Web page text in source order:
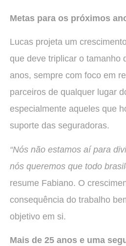
Metas para os próximos
Lucas projeta um
que deve triplicar o tamanho
anos, sempre com foco em
parceiros de qualquer lugar
especialmente aqueles que
suporte das seguradoras.
“Nós não estamos aí para
nós queremos que todo
resume Fabiano. O
consequência do trabalho
objetivo em si.
Mais de 25 anos e uma